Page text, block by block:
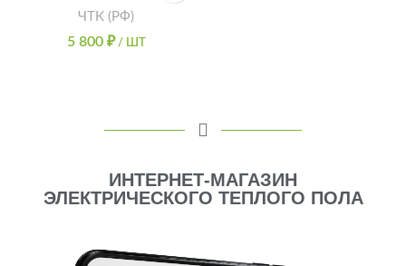
ЧТК (РФ)
5 800 ₽ / ШТ
ИНТЕРНЕТ-МАГАЗИН
ЭЛЕКТРИЧЕСКОГО ТЕПЛОГО ПОЛА